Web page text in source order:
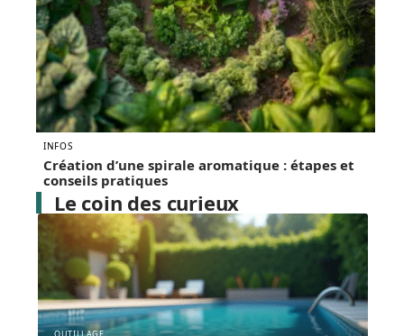
INFOS
Création d’une spirale aromatique : étapes et
conseils pratiques
Le coin des curieux